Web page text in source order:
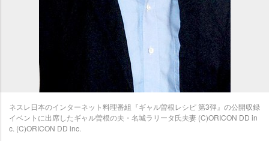
ネスレ日本のインターネット料理番組『ギャル曽根レシピ 第3弾』の公開収録
イベントに出席したギャル曽根の夫・名城ラリータ氏夫妻 (C)ORICON DD in
c. (C)ORICON DD inc.